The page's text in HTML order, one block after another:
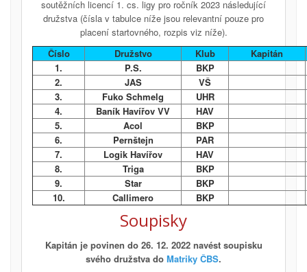
soutěžních licencí 1. cs. ligy pro ročník 2023 následující
družstva (čísla v tabulce níže jsou relevantní pouze pro
placení startovného, rozpis viz níže).
Číslo
Družstvo Klub
Kapitán
1.
P.S.
BKP
2.
JAS
VŠ
3.
Fuko Schmelg
UHR
4.
Baník Havířov VV
HAV
5.
Acol
BKP
6.
Pernštejn
PAR
7.
Logik Havířov
HAV
8.
Triga
BKP
9.
Star
BKP
10.
Callimero BKP
Soupisky
Kapitán je povinen do 26. 12. 2022 navést soupisku
svého družstva do Matriky ČBS.